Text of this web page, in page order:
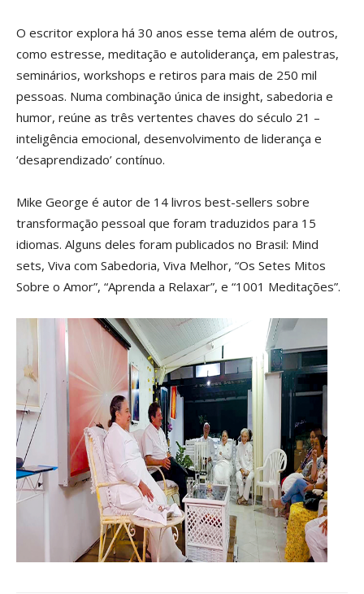
O escritor explora há 30 anos esse tema além de outros,
como estresse, meditação e autoliderança, em palestras,
seminários, workshops e retiros para mais de 250 mil
pessoas. Numa combinação única de insight, sabedoria e
humor, reúne as três vertentes chaves do século 21 –
inteligência emocional, desenvolvimento de liderança e
‘desaprendizado’ contínuo.
Mike George é autor de 14 livros best-sellers sobre
transformação pessoal que foram traduzidos para 15
idiomas. Alguns deles foram publicados no Brasil: Mind
sets, Viva com Sabedoria, Viva Melhor, “Os Setes Mitos
Sobre o Amor”, “Aprenda a Relaxar”, e “1001 Meditações”.